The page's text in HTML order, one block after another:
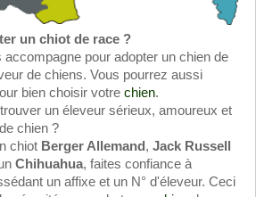
un chiot de race ?
accompagne pour adopter un chien de
de chiens. Vous pourrez aussi
bien choisir votre chien.
un éleveur sérieux, amoureux et
chien ?
chiot Berger Allemand , Jack Russell
Chihuahua, faites confiance à
un affixe et un N° d'éleveur. Ceci